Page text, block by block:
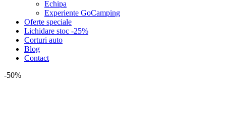
Echipa
Experiente GoCamping
Oferte speciale
Lichidare stoc -25%
Corturi auto
Blog
Contact
-50%